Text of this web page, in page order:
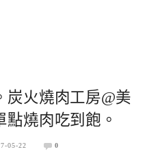
炭火燒肉工房@美
燒肉吃到飽。
05-22 0